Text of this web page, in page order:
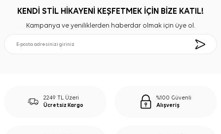
KENDİ STİL HİKAYENİ KEŞFETMEK İÇİN BİZE KATIL!
Kampanya ve yeniliklerden haberdar olmak için üye ol.
2249 TL Üzeri
Ücretsiz Kargo
%100 Güvenli
Alışveriş